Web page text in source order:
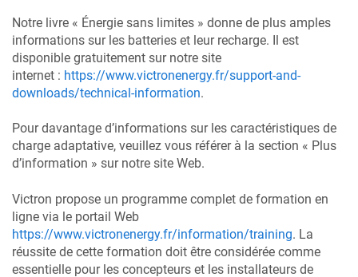
Notre livre « Énergie sans limites » donne de plus amples
informations sur les batteries et leur recharge. Il est
disponible gratuitement sur notre site
internet : https://www.victronenergy.fr/support-and-
downloads/technical-information.
Pour davantage d’informations sur les caractéristiques de
charge adaptative, veuillez vous référer à la section « Plus
d’information » sur notre site Web.
Victron propose un programme complet de formation en
ligne via le portail Web
https://www.victronenergy.fr/information/training. La
réussite de cette formation doit être considérée comme
essentielle pour les concepteurs et les installateurs de